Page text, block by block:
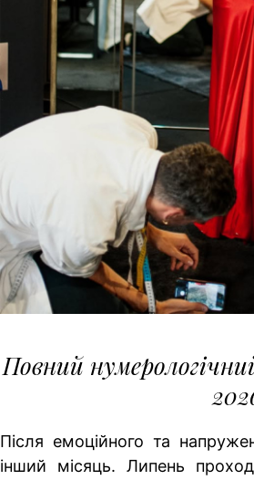
Повний
Після емоційного та
інший місяць. Липень